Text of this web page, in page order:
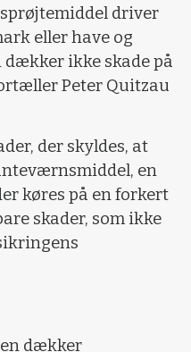
driver
eller have og
dækker ikke skade på
Peter Quitzau
der skyldes, at
en
køres på en forkert
skader, som ikke
dækker